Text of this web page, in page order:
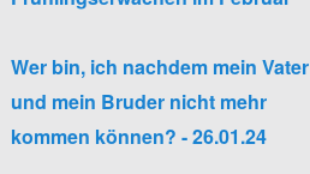
Wer bin, ich nachdem mein Vater
und mein Bruder nicht mehr
kommen können? - 26.01.24